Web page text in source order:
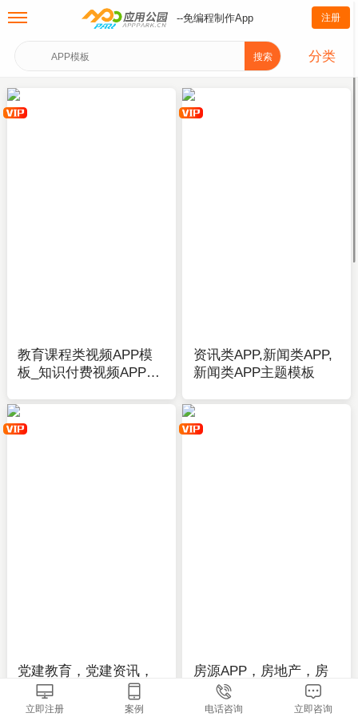
--免编程制作App 注册
搜索 分类
教育课程类视频APP模
板_知识付费视频APP开
用公园
资讯类APP,新闻类APP,
新闻类APP主题模板
党建教育，党建资讯，
新闻类APP全套主题模
板-APP开发制作-应用公
房源APP，房地产，房
源信息类APP全套主题
模板-APP开发制作-应用
立即注册 案例 电话咨询 立即咨询